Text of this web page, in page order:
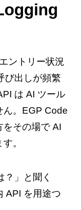
ントリー状況
び出しが頻繁
は AI ツール
ん。EGP Code
をその場で AI
。
」と聞く
API を用途つ